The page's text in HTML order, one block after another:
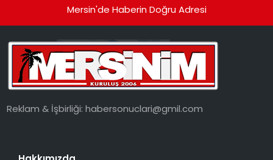
Mersin'de Haberin Doğru Adresi
Reklam & İşbirliği:habersonuclari@gmil.com